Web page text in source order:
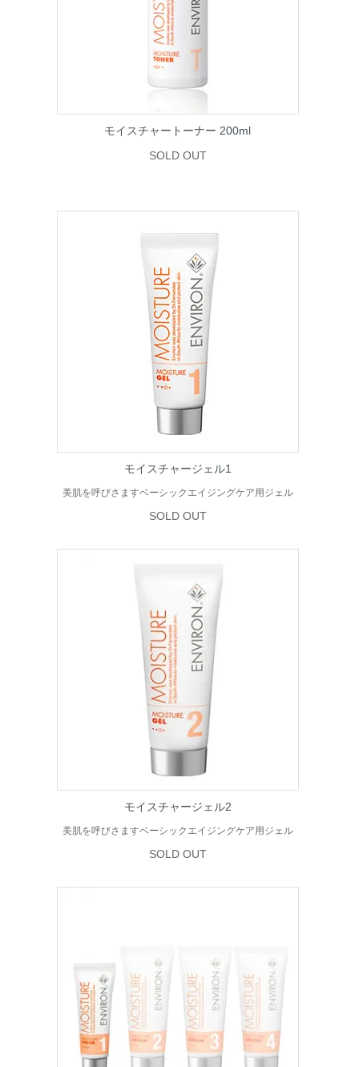
モイスチャートーナー 200ml
SOLD OUT
モイスチャージェル1
美肌を呼びさますベーシックエイジングケア用ジェル
SOLD OUT
モイスチャージェル2
美肌を呼びさますベーシックエイジングケア用ジェル
SOLD OUT